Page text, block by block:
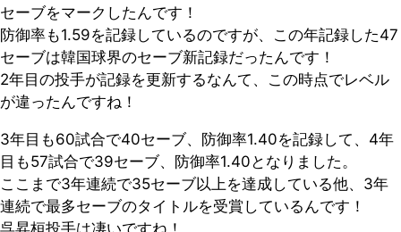
セーブをマークしたんです！
防御率も1.59を記録しているのですが、この年記録した47
セーブは韓国球界のセーブ新記録だったんです！
2年目の投手が記録を更新するなんて、この時点でレベル
が違ったんですね！
3年目も60試合で40セーブ、防御率1.40を記録して、4年
目も57試合で39セーブ、防御率1.40となりました。
ここまで3年連続で35セーブ以上を達成している他、3年
連続で最多セーブのタイトルを受賞しているんです！
呉昇桓投手は凄いですね！